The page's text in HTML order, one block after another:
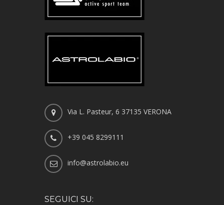
Via L. Pasteur, 6 37135 VERONA
+39 045 8299111
info@astrolabio.eu
SEGUICI SU: